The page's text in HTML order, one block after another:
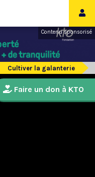
Contenu sponsorisé
Cultiver la galanterie
Faire un don à KTO